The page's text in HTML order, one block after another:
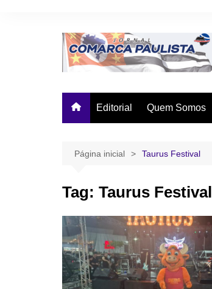
Editorial Quem Somos
Página inicial Taurus Festival
Tag: Taurus Festival